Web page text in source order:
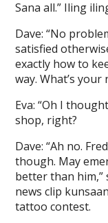
Sana all.” Iling
Dave: “No
satisfied
exactly how to
way. What’s your
Eva: “Oh I
shop, right?
Dave: “Ah no.
though. May
better than him,”
news clip
tattoo contest.